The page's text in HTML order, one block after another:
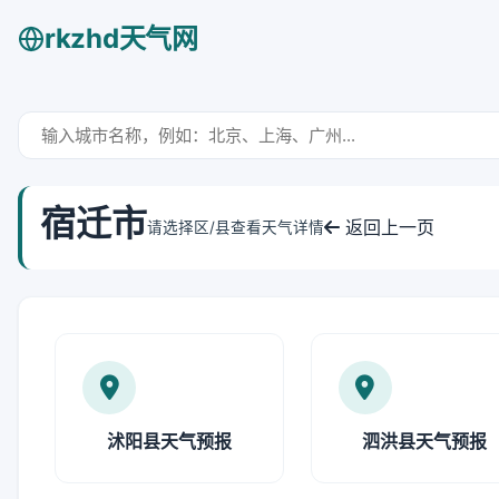
rkzhd天气网
宿迁市请选择区/县查看天气详情 返回上一页
沭阳县天气预报 泗洪县天气预报